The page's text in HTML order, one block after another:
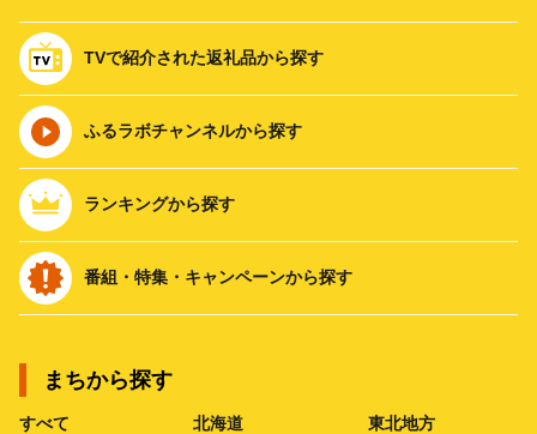
TVで紹介された返礼品から探す
ふるラボチャンネルから探す
ランキングから探す
番組・特集・キャンペーンから探す
まちから探す
すべて 北海道 東北地方